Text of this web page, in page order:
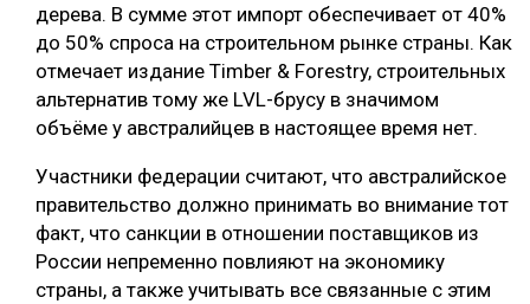
дерева. В сумме этот импорт обеспечивает от 40%
до 50% спроса на строительном рынке страны. Как
отмечает издание Timber & Forestry, строительных
альтернатив тому же LVL-брусу в значимом
объёме у австралийцев в настоящее время нет.
Участники федерации считают, что австралийское
правительство должно принимать во внимание тот
факт, что санкции в отношении поставщиков из
России непременно повлияют на экономику
страны, а также учитывать все связанные с этим